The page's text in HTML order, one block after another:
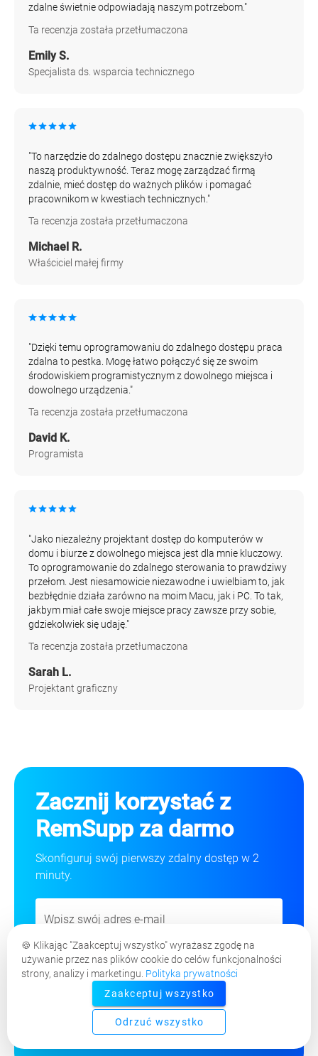
zdalne świetnie odpowiadają naszym potrzebom."
Ta recenzja została przetłumaczona
Emily S.
Specjalista ds. wsparcia technicznego
"To narzędzie do zdalnego dostępu znacznie zwiększyło
naszą produktywność. Teraz mogę zarządzać firmą
zdalnie, mieć dostęp do ważnych plików i pomagać
pracownikom w kwestiach technicznych."
Ta recenzja została przetłumaczona
Michael R.
Właściciel małej firmy
"Dzięki temu oprogramowaniu do zdalnego dostępu praca
zdalna to pestka. Mogę łatwo połączyć się ze swoim
środowiskiem programistycznym z dowolnego miejsca i
dowolnego urządzenia."
Ta recenzja została przetłumaczona
David K.
Programista
"Jako niezależny projektant dostęp do komputerów w
domu i biurze z dowolnego miejsca jest dla mnie kluczowy.
To oprogramowanie do zdalnego sterowania to prawdziwy
przełom. Jest niesamowicie niezawodne i uwielbiam to, jak
bezbłędnie działa zarówno na moim Macu, jak i PC. To tak,
jakbym miał całe swoje miejsce pracy zawsze przy sobie,
gdziekolwiek się udaję."
Ta recenzja została przetłumaczona
Sarah L.
Projektant graficzny
Zacznij korzystać z
RemSupp za darmo
Skonfiguruj swój pierwszy zdalny dostęp w 2
minuty.
Rozpocznij
Darmowy plan
Łatwa konfiguracja
🍪 Klikając "Zaakceptuj wszystko" wyrażasz zgodę na
używanie przez nas plików cookie do celów funkcjonalności
strony, analizy i marketingu. Polityka prywatności
Zaakceptuj wszystko
Odrzuć wszystko